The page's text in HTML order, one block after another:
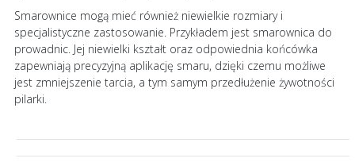
Smarownice mogą mieć również niewielkie rozmiary i
specjalistyczne zastosowanie. Przykładem jest smarownica do
prowadnic. Jej niewielki kształt oraz odpowiednia końcówka
zapewniają precyzyjną aplikację smaru, dzięki czemu możliwe
jest zmniejszenie tarcia, a tym samym przedłużenie żywotności
pilarki.